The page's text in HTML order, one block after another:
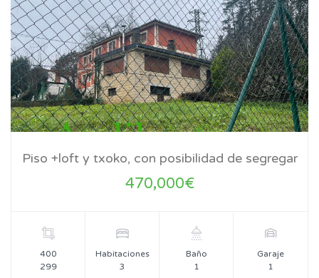
Piso +loft y txoko, con posibilidad de segregar
470,000€
400
299
Habitaciones
3
Baño
1
Garaje
1